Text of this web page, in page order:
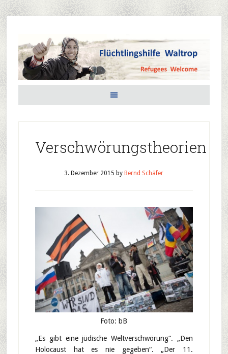
Verschwörungstheorien
3. Dezember 2015 by Bernd Schäfer
Foto: bB
„Es gibt eine jüdische Weltverschwörung“. „Den
Holocaust hat es nie gegeben“. „Der 11.